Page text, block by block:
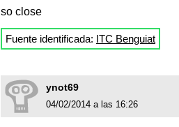
so close
Fuente identificada: ITC Benguiat
ynot69
04/02/2014 a las 16:26